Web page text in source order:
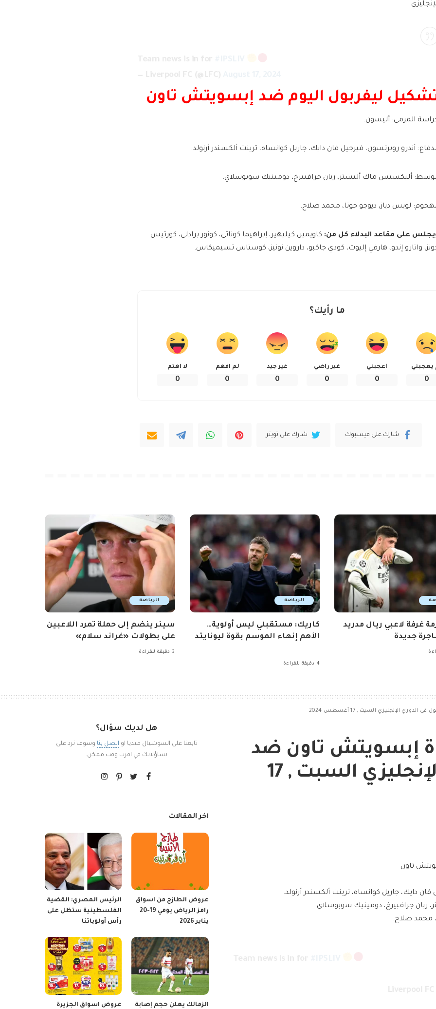
ليفربول اليوم ضد إبسويتش تاون
المرمى: أليسون.
أندرو روبرتسون، فيرجيل فان دايك، جاريل كوانساه، ترينت ألكسندر أرنولد.
أليكسيس ماك أليستر، ريان جرافبيرخ، دومينيك سوبوسلاي.
لويس دياز، ديوجو جوتا، محمد صلاح.
على مقاعد البدلاء كل من: كاويمين كيليهير، إبراهيما كوناتي، كونور برادلي، كورتيس
واتارو إندو، هارفي إليوت، كودي جاكبو، داروين نونيز، كوستاس تسيميكاس.
ما رأيك؟
يعجبني
0
اعجبني
0
غير راضي
0
غير جيد
0
لم افهم
0
لا اهتم
0
شارك على فيسبوك شارك على تويتر
غرفة لاعبي ريال مدريد
جديدة
الرياضة
كاريك: مستقبلي ليس أولوية…
الأهم إنهاء الموسم بقوة ليونايتد
4 دقيقة للقراءة
الرياضة
سينر ينضم إلى حملة تمرد اللاعبين
على بطولات «غراند سلام»
3 دقيقة للقراءة
الإنجليزي السبت , 17 أغسطس 2024
إبسويتش تاون ضد
ليفربول فى الدوري الإنجليزي السبت , 17
تاون
فان دايك، جاريل كوانساه، ترينت ألكسندر أرنولد.
جرافبيرخ، دومينيك سوبوسلاي.
محمد صلاح.
هل لديك سؤال؟
تابعنا على السوشيال ميديا او اتصل بنا وسوف نرد على
تساؤلاتك في اقرب وقت ممكن.
اخر المقالات
عروض الطازج من اسواق
رامز الرياض يومي 19-20
يناير 2026
الرئيس المصري: القضية
الفلسطينية ستظل على
رأس أولوياتنا
الزمالك يعلن حجم إصابة عروض اسواق الجزيرة